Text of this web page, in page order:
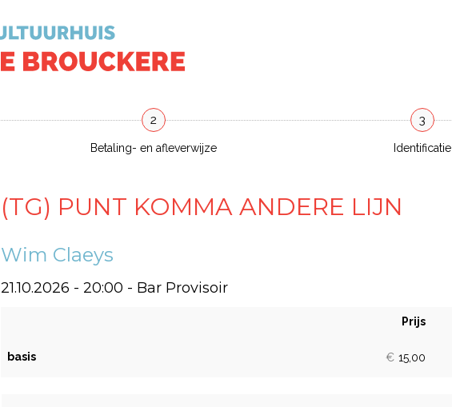
2
Betaling- en afleverwijze
3
Identificatie
(TG) PUNT KOMMA ANDERE LIJN
Wim Claeys
21.10.2026 - 20:00 - Bar Provisoir
Prijs
basis
€ 15,00